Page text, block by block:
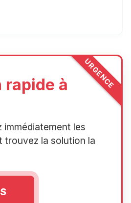
URGENCE
à
les
trouvez la solution la